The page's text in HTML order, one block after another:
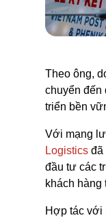
Theo ông,
chuyển
triển bền
Với mạng
Logistics đã
đầu tư các
khách hàng
Hợp tác với